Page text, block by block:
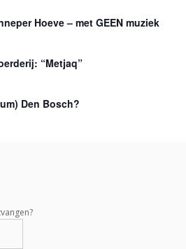
Hoeve – met GEEN muziek
“Metjaq”
Den Bosch?